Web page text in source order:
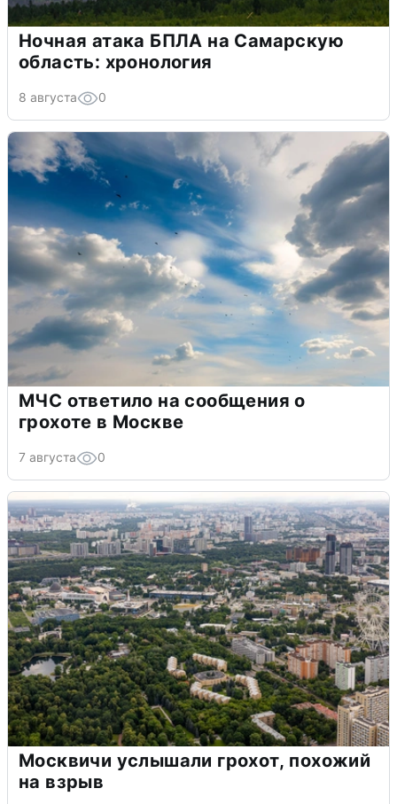
Ночная атака БПЛА на Самарскую
область: хронология
8 августа 0
МЧС ответило на сообщения о
грохоте в Москве
7 августа 0
Москвичи услышали грохот, похожий
на взрыв